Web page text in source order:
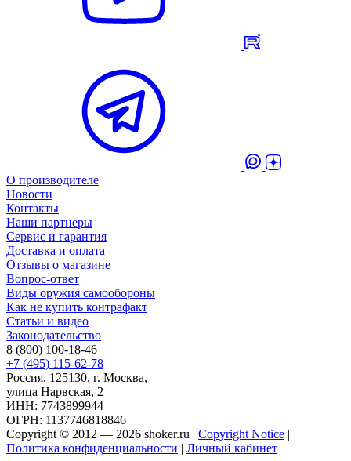
О производителе
Новости
Контакты
Наши партнеры
Сервис и гарантия
Доставка и оплата
Отзывы о магазине
Вопрос-ответ
Виды оружия самообороны
Как не купить контрафакт
Статьи и видео
Законодательство
8 (800) 100-18-46
+7 (495) 115-62-78
Россия, 125130, г. Москва,
улица Нарвская, 2
ИНН: 7743899944
ОГРН: 1137746818846
Copyright © 2012 — 2026 shoker.ru | Copyright Notice |
Политика конфиденциальности | Личный кабинет